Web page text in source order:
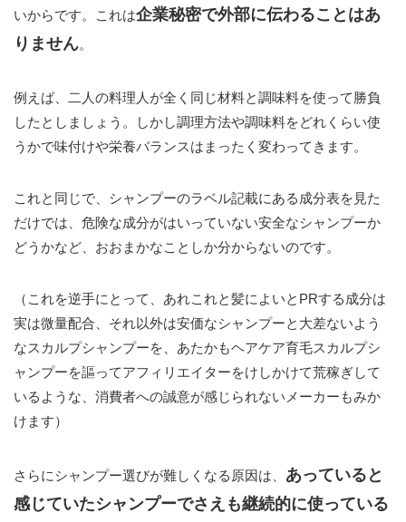
いからです。これは企業秘密で外部に伝わることはあ
りません。
例えば、二人の料理人が全く同じ材料と調味料を使って勝負
したとしましょう。しかし調理方法や調味料をどれくらい使
うかで味付けや栄養バランスはまったく変わってきます。
これと同じで、シャンプーのラベル記載にある成分表を見た
だけでは、危険な成分がはいっていない安全なシャンプーか
どうかなど、おおまかなことしか分からないのです。
（これを逆手にとって、あれこれと髪によいとPRする成分は
実は微量配合、それ以外は安価なシャンプーと大差ないよう
なスカルプシャンプーを、あたかもヘアケア育毛スカルプシ
ャンプーを謳ってアフィリエイターをけしかけて荒稼ぎして
いるような、消費者への誠意が感じられないメーカーもみか
けます）
さらにシャンプー選びが難しくなる原因は、 あっていると
感じていたシャンプーでさえも継続的に使っている